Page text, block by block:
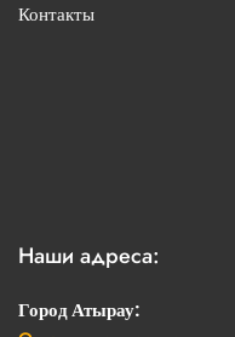
Контакты
Наши адреса:
Город Атырау: